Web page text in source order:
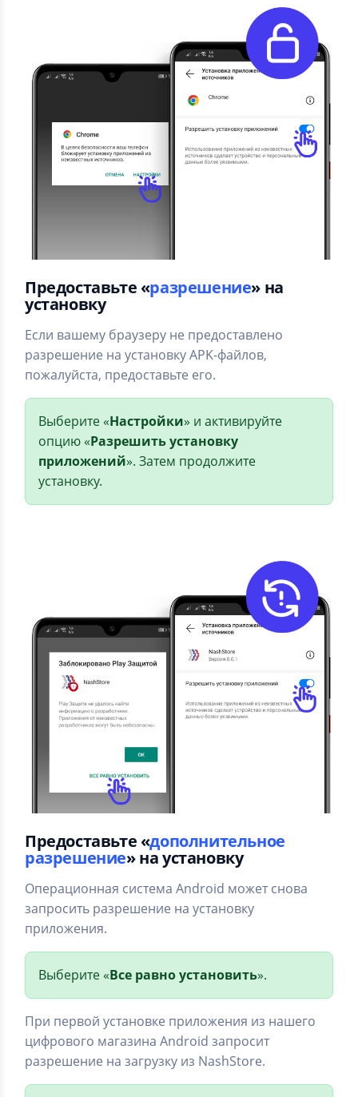
Предоставьте «разрешение» на
установку
Если вашему браузеру не предоставлено
разрешение на установку APK-файлов,
пожалуйста, предоставьте его.
Выберите «Настройки» и активируйте
опцию «Разрешить установку
приложений». Затем продолжите
установку.
Предоставьте «дополнительное
разрешение» на установку
Операционная система Android может снова
запросить разрешение на установку
приложения.
Выберите «Все равно установить».
При первой установке приложения из нашего
цифрового магазина Android запросит
разрешение на загрузку из NashStore.